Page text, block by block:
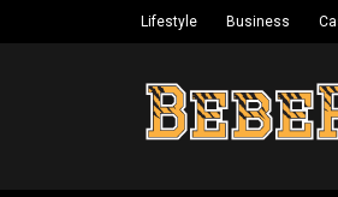
to
Lifestyle Business